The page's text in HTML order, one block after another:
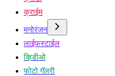
क्राईम
मनोरंजन
लाईफस्टाईल
व्हिडीओ
फोटो गॅलरी